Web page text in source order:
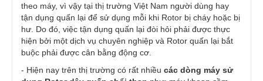
theo máy, vì vậy tại thị trường Việt Nam người dùng hay
tận dụng quấn lại để sử dụng mỗi khi Rotor bị cháy hoặc bị
hư. Do đó, việc tận dụng quấn lại đòi hỏi phải được thực
hiện bởi một dịch vụ chuyên nghiệp và Rotor quấn lại bắt
buộc phải được cân bằng động cơ.
- Hiện nay trên thị trường có rất nhiều các dòng máy sử